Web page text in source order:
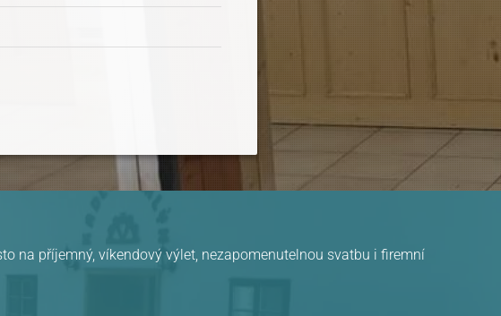
na příjemný, víkendový výlet, nezapomenutelnou svatbu i firemní